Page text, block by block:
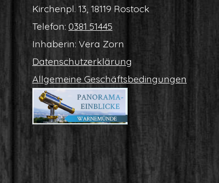
Kir­chen­pl. 13, 18119 Rostock
Tele­fon: 0381 51445
Inha­be­rin: Vera Zorn
Daten­schutz­er­klä­rung
All­ge­mei­ne Geschäftsbedingungen